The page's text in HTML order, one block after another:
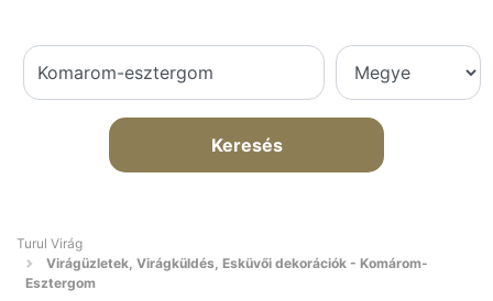
Keresés
Turul Virág
Virágüzletek, Virágküldés, Esküvői dekorációk - Komárom-
Esztergom